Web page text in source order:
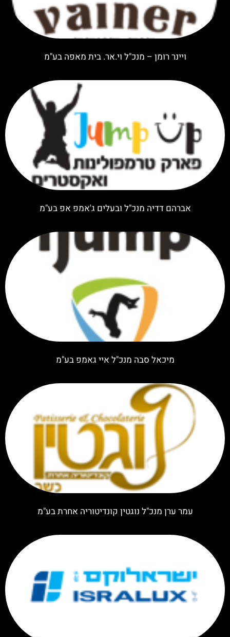
ויינר רומן – מנכ"ל וי.אר. בית מאפה בע"מ
אברהם דדיה מנכ"ל ובעלים ג'אמפ אפ בע"מ
מיכאל סבה מנכ"ל איי גאמפ בע"מ
עמר ערן מנכ"ל נוגטין קונדיטוריה אחרת בע"מ